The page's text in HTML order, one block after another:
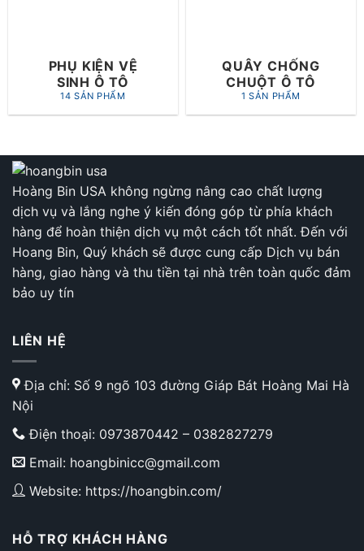
PHỤ KIỆN VỆ
SINH Ô TÔ
14 SẢN PHẨM
QUÂY CHỐNG
CHUỘT Ô TÔ
1 SẢN PHẨM
Hoàng Bin USA không ngừng nâng cao chất lượng
dịch vụ và lắng nghe ý kiến đóng góp từ phía khách
hàng để hoàn thiện dịch vụ một cách tốt nhất. Đến với
Hoang Bin, Quý khách sẽ được cung cấp Dịch vụ bán
hàng, giao hàng và thu tiền tại nhà trên toàn quốc đảm
bảo uy tín
LIÊN HỆ
Địa chỉ: Số 9 ngõ 103 đường Giáp Bát Hoàng Mai Hà
Nội
Điện thoại: 0973870442 – 0382827279
Email: hoangbinicc@gmail.com
Website: https://hoangbin.com/
HỖ TRỢ KHÁCH HÀNG